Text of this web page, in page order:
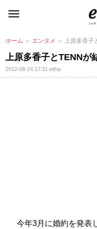
ホーム ＞ エンタメ ＞ 上原多香
上原多香子とTENN
2012-08-24 17:31eltha
今年3月に婚約を発表